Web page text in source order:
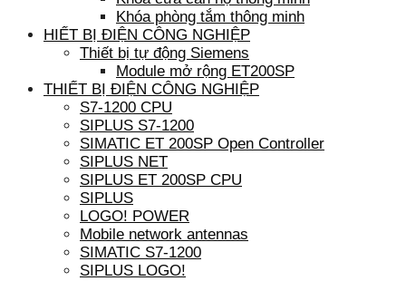
Khóa phòng tắm thông minh
HIẾT BỊ ĐIỆN CÔNG NGHIỆP
Thiết bị tự động Siemens
Module mở rộng ET200SP
THIẾT BỊ ĐIỆN CÔNG NGHIỆP
S7-1200 CPU
SIPLUS S7-1200
SIMATIC ET 200SP Open Controller
SIPLUS NET
SIPLUS ET 200SP CPU
SIPLUS
LOGO! POWER
Mobile network antennas
SIMATIC S7-1200
SIPLUS LOGO!